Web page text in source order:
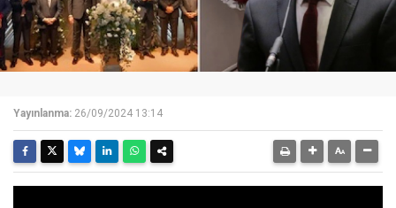
Yayınlanma: 26/09/2024 13:14